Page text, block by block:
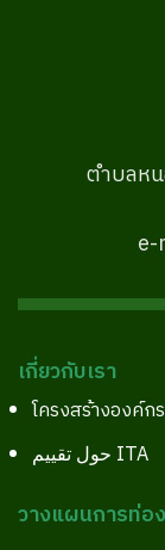
ตำบลห
เกี่ยวกับเรา
โครงสร้างองค์กร
حول تقييم ITA
วางแผนการท่อ